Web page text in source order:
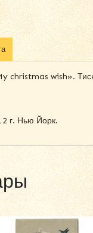
christmas wish».
г. Нью Йорк.